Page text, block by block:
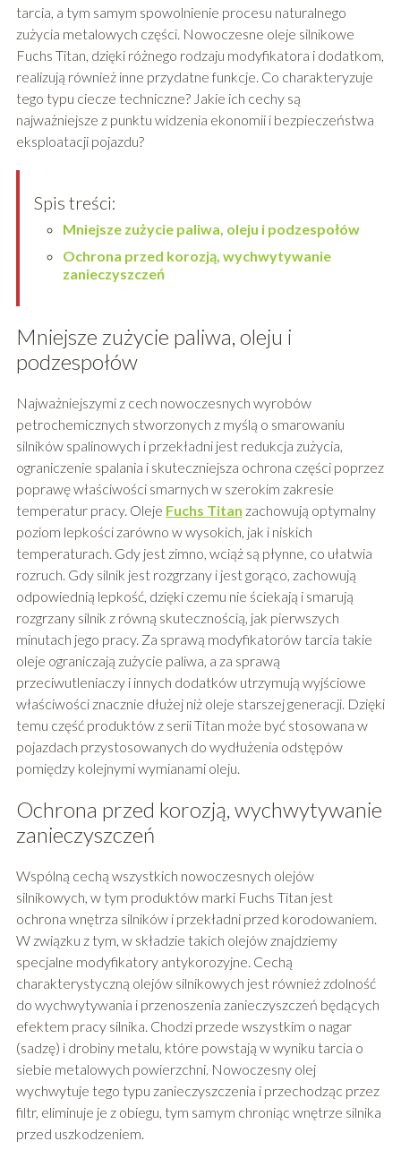
tarcia, a tym samym spowolnienie procesu naturalnego
zużycia metalowych części. Nowoczesne oleje silnikowe
Fuchs Titan, dzięki różnego rodzaju modyfikatora i dodatkom,
realizują również inne przydatne funkcje. Co charakteryzuje
tego typu ciecze techniczne? Jakie ich cechy są
najważniejsze z punktu widzenia ekonomii i bezpieczeństwa
eksploatacji pojazdu?
Spis treści:
Mniejsze zużycie paliwa, oleju i podzespołów
Ochrona przed korozją, wychwytywanie
zanieczyszczeń
Mniejsze zużycie paliwa, oleju i
podzespołów
Najważniejszymi z cech nowoczesnych wyrobów
petrochemicznych stworzonych z myślą o smarowaniu
silników spalinowych i przekładni jest redukcja zużycia,
ograniczenie spalania i skuteczniejsza ochrona części poprzez
poprawę właściwości smarnych w szerokim zakresie
temperatur pracy. Oleje Fuchs Titan zachowują optymalny
poziom lepkości zarówno w wysokich, jak i niskich
temperaturach. Gdy jest zimno, wciąż są płynne, co ułatwia
rozruch. Gdy silnik jest rozgrzany i jest gorąco, zachowują
odpowiednią lepkość, dzięki czemu nie ściekają i smarują
rozgrzany silnik z równą skutecznością, jak pierwszych
minutach jego pracy. Za sprawą modyfikatorów tarcia takie
oleje ograniczają zużycie paliwa, a za sprawą
przeciwutleniaczy i innych dodatków utrzymują wyjściowe
właściwości znacznie dłużej niż oleje starszej generacji. Dzięki
temu część produktów z serii Titan może być stosowana w
pojazdach przystosowanych do wydłużenia odstępów
pomiędzy kolejnymi wymianami oleju.
Ochrona przed korozją, wychwytywanie
zanieczyszczeń
Wspólną cechą wszystkich nowoczesnych olejów
silnikowych, w tym produktów marki Fuchs Titan jest
ochrona wnętrza silników i przekładni przed korodowaniem.
W związku z tym, w składzie takich olejów znajdziemy
specjalne modyfikatory antykorozyjne. Cechą
charakterystyczną olejów silnikowych jest również zdolność
do wychwytywania i przenoszenia zanieczyszczeń będących
efektem pracy silnika. Chodzi przede wszystkim o nagar
(sadzę) i drobiny metalu, które powstają w wyniku tarcia o
siebie metalowych powierzchni. Nowoczesny olej
wychwytuje tego typu zanieczyszczenia i przechodząc przez
filtr, eliminuje je z obiegu, tym samym chroniąc wnętrze silnika
przed uszkodzeniem.